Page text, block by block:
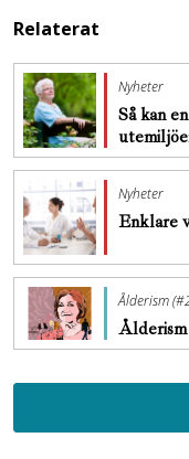
Relaterat
Nyheter
Så kan
Nyheter
Enklare
Ålderism